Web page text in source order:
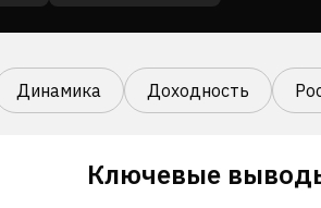
Динамика Доходность
Ключевые